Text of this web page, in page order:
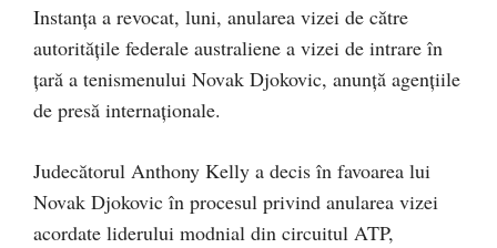
Instanţa a revocat, luni, anularea vizei de către
autorităţile federale australiene a vizei de intrare în
ţară a tenismenului Novak Djokovic, anunță agențiile
de presă internaționale.
Judecătorul Anthony Kelly a decis în favoarea lui
Novak Djokovic în procesul privind anularea vizei
acordate liderului modnial din circuitul ATP,